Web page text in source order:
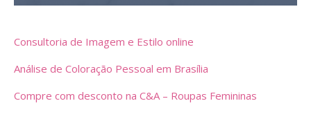
Consultoria de Imagem e Estilo online
Análise de Coloração Pessoal em Brasília
Compre com desconto na C&A – Roupas Femininas